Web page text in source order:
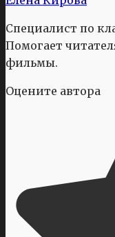
Специалист по
Помогает
фильмы.
Оцените автора